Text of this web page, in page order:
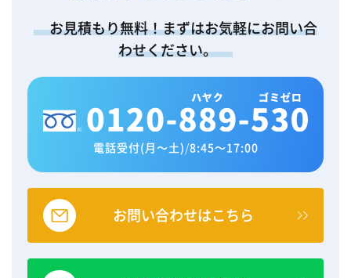
お見積もり無料！まずはお気軽にお問い合
わせください。
電話受付(月～土) /8:45～17:00
お問い合わせはこちら